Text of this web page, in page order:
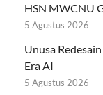
HSN MWCNU
5 Agustus 2026
Unusa
Era AI
5 Agustus 2026